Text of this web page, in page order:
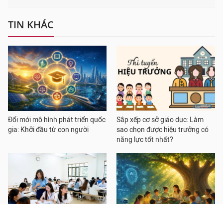
TIN KHÁC
Đổi mới mô hình phát triển quốc
gia: Khởi đầu từ con người
Sắp xếp cơ sở giáo dục: Làm
sao chọn được hiệu trưởng có
năng lực tốt nhất?